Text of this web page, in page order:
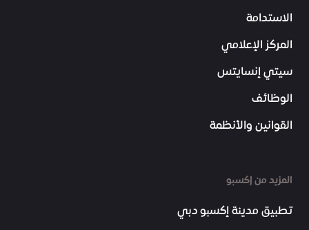
الاستدامة
المركز الإعلامي
سيتي إنسايتس
الوظائف
القوانين والأنظمة
المزيد من إكسبو
تطبيق مدينة إكسبو دبي